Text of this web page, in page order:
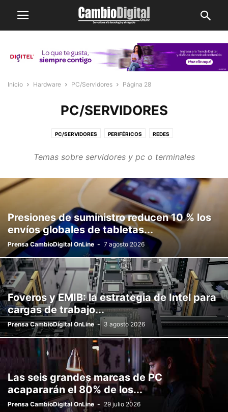
Inicio Hardware PC/Servidores Página 28
PC/SERVIDORES
PC/SERVIDORES PERIFÉRICOS REDES
Temas sobre servidores y pc o terminales
Presiones de suministro reducen 10 % los
envíos globales de tabletas...
Prensa CambioDigital OnLine - 7 agosto 2026
Foveros y EMIB: la estrategia de Intel para
cargas de trabajo...
Prensa CambioDigital OnLine - 3 agosto 2026
Las seis grandes marcas de PC
acapararán el 80% de los...
Prensa CambioDigital OnLine - 29 julio 2026